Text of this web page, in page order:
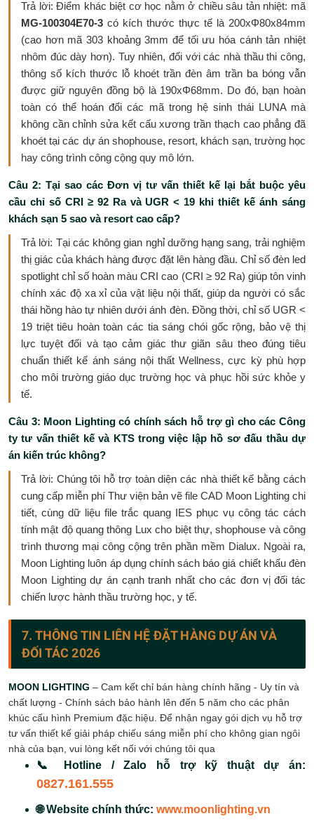
Trả lời: Điểm khác biệt cơ học nằm ở chiều sâu tản nhiệt: mã
MG-100304E70-3 có kích thước thực tế là 200xΦ80x84mm
(cao hơn mã 303 khoảng 3mm để tối ưu hóa cánh tản nhiệt
nhôm đúc dày hơn). Tuy nhiên, đối với các nhà thầu thi công,
thông số kích thước lỗ khoét trần đèn âm trần ba bóng vẫn
được giữ nguyên đồng bộ là 190xΦ68mm. Do đó, bạn hoàn
toàn có thể hoán đổi các mã trong hệ sinh thái LUNA mà
không cần chỉnh sửa kết cấu xương trần thạch cao phẳng đã
khoét tại các dự án shophouse, resort, khách sạn, trường học
hay công trình công cộng quy mô lớn.
Câu 2: Tại sao các Đơn vị tư vấn thiết kế lại bắt buộc yêu
cầu chỉ số CRI ≥ 92 Ra và UGR < 19 khi thiết kế ánh sáng
khách sạn 5 sao và resort cao cấp?
Trả lời: Tại các không gian nghỉ dưỡng hạng sang, trải nghiệm
thị giác của khách hàng được đặt lên hàng đầu. Chỉ số đèn led
spotlight chỉ số hoàn màu CRI cao (CRI ≥ 92 Ra) giúp tôn vinh
chính xác độ xa xỉ của vật liệu nội thất, giúp da người có sắc
thái hồng hào tự nhiên dưới ánh đèn. Đồng thời, chỉ số UGR <
19 triệt tiêu hoàn toàn các tia sáng chói gốc rộng, bảo vệ thị
lực tuyệt đối và tạo cảm giác thư giãn sâu theo đúng tiêu
chuẩn thiết kế ánh sáng nội thất Wellness, cực kỳ phù hợp
cho môi trường giáo dục trường học và phục hồi sức khỏe y
tế.
Câu 3: Moon Lighting có chính sách hỗ trợ gì cho các Công
ty tư vấn thiết kế và KTS trong việc lập hồ sơ đấu thầu dự
án kiến trúc không?
Trả lời: Chúng tôi hỗ trợ toàn diện các nhà thiết kế bằng cách
cung cấp miễn phí Thư viện bản vẽ file CAD Moon Lighting chi
tiết, cùng dữ liệu file trắc quang IES phục vụ công tác cách
tính mật độ quang thông Lux cho biệt thự, shophouse và công
trình thương mại công cộng trên phần mềm Dialux. Ngoài ra,
Moon Lighting luôn áp dụng chính sách báo giá chiết khấu đèn
Moon Lighting dự án cạnh tranh nhất cho các đơn vị đối tác
chiến lược hành thầu trường học, y tế.
7. THÔNG TIN LIÊN HỆ ĐẶT HÀNG DỰ ÁN VÀ
ĐỐI TÁC 2026
MOON LIGHTING – Cam kết chỉ bán hàng chính hãng - Uy tín và
chất lượng - Chính sách bảo hành lên đến 5 năm cho các phân
khúc cấu hình Premium đặc hiệu. Để nhận ngay gói dịch vụ hỗ trợ
tư vấn thiết kế giải pháp chiếu sáng miễn phí cho không gian ngôi
nhà của bạn, vui lòng kết nối với chúng tôi qua
📞 Hotline / Zalo hỗ trợ kỹ thuật dự án:
0827.161.555
🌐 Website chính thức: www.moonlighting.vn